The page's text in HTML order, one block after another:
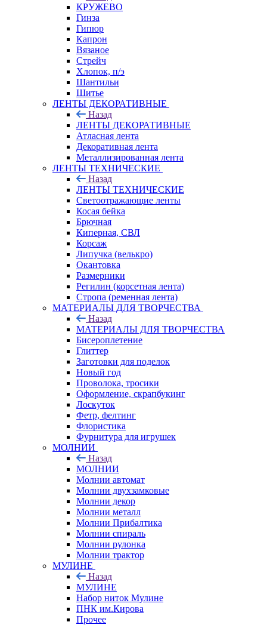
КРУЖЕВО
Гинза
Гипюр
Капрон
Вязаное
Стрейч
Хлопок, п/э
Шантильи
Шитье
ЛЕНТЫ ДЕКОРАТИВНЫЕ
Назад
ЛЕНТЫ ДЕКОРАТИВНЫЕ
Атласная лента
Декоративная лента
Металлизированная лента
ЛЕНТЫ ТЕХНИЧЕСКИЕ
Назад
ЛЕНТЫ ТЕХНИЧЕСКИЕ
Светоотражающие ленты
Косая бейка
Брючная
Киперная, СВЛ
Корсаж
Липучка (велькро)
Окантовка
Размерники
Регилин (корсетная лента)
Стропа (ременная лента)
МАТЕРИАЛЫ ДЛЯ ТВОРЧЕСТВА
Назад
МАТЕРИАЛЫ ДЛЯ ТВОРЧЕСТВА
Бисероплетение
Глиттер
Заготовки для поделок
Новый год
Проволока, тросики
Оформление, скрапбукинг
Лоскуток
Фетр, фелтинг
Флористика
Фурнитура для игрушек
МОЛНИИ
Назад
МОЛНИИ
Молнии автомат
Молнии двухзамковые
Молнии декор
Молнии металл
Молнии Прибалтика
Молнии спираль
Молнии рулонка
Молнии трактор
МУЛИНЕ
Назад
МУЛИНЕ
Набор ниток Мулине
ПНК им.Кирова
Прочее